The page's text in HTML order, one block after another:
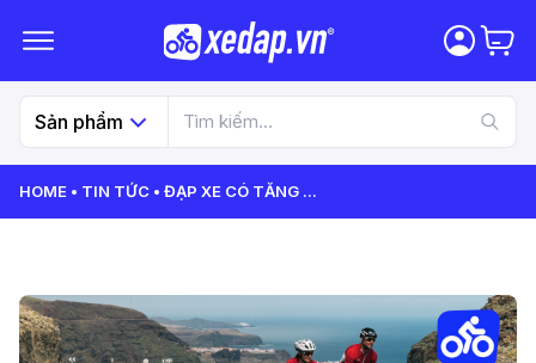
Sản phẩm
HOME TIN TỨC ĐẠP XE CÓ TĂNG ...